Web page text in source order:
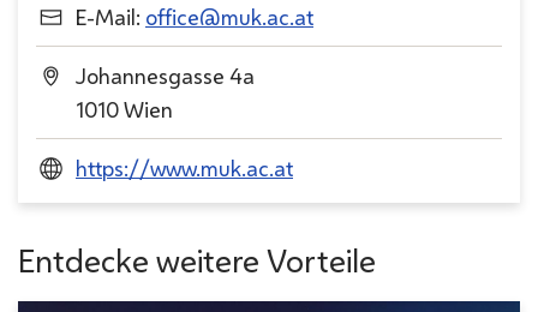
E-Mail: office@muk.ac.at
Johannesgasse 4a
1010 Wien
https://www.muk.ac.at
Entdecke weitere Vorteile